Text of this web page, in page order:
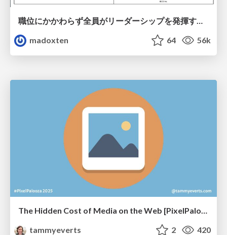
職位にかかわらず全員がリーダーシップを発揮するチーム作り / Building a team where everyone can demonstrate leadership regardless of position
madoxten
64 56k
tammyeverts
2 420